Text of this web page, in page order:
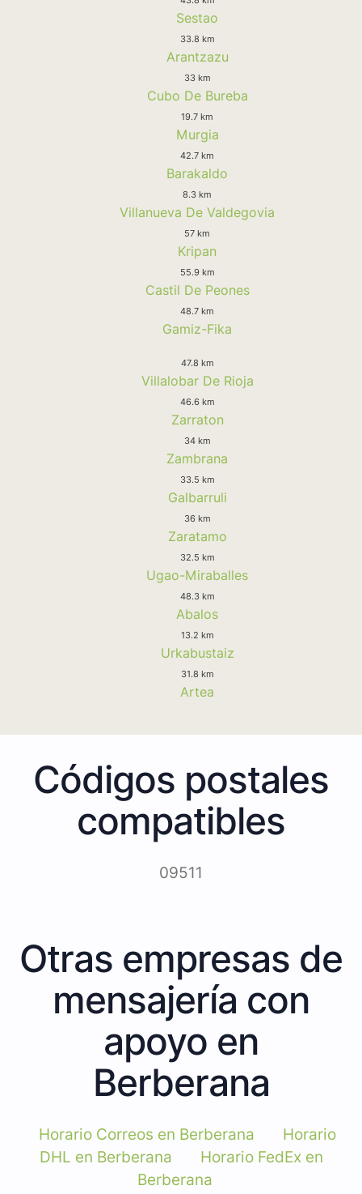
Sestao
33.8 km
Arantzazu
33 km
Cubo De Bureba
19.7 km
Murgia
42.7 km
Barakaldo
8.3 km
Villanueva De Valdegovia
57 km
Kripan
55.9 km
Castil De Peones
48.7 km
Gamiz-Fika
47.8 km
Villalobar De Rioja
46.6 km
Zarraton
34 km
Zambrana
33.5 km
Galbarruli
36 km
Zaratamo
32.5 km
Ugao-Miraballes
48.3 km
Abalos
13.2 km
Urkabustaiz
31.8 km
Artea
Códigos postales
compatibles
09511
Otras empresas de
mensajería con
apoyo en
Berberana
Horario Correos en Berberana
Horario
DHL en Berberana
Horario FedEx en
Berberana